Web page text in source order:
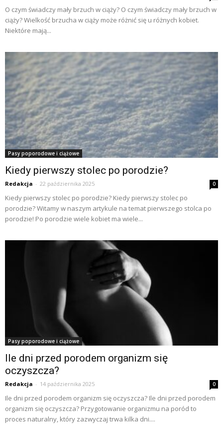
O czym świadczy mały brzuch w ciąży? O czym świadczy mały brzuch w
ciąży? Wielkość brzucha w ciąży może różnić się u różnych kobiet.
Niektóre mają...
Pasy poporodowe i ciążowe
Kiedy pierwszy stolec po porodzie?
Redakcja - 22 października 2025 0
Kiedy pierwszy stolec po porodzie? Kiedy pierwszy stolec po
porodzie? Witamy w naszym artykule na temat pierwszego stolca po
porodzie! Po porodzie wiele kobiet ma wiele...
Pasy poporodowe i ciążowe
Ile dni przed porodem organizm się
oczyszcza?
Redakcja - 14 października 2025 0
Ile dni przed porodem organizm się oczyszcza? Ile dni przed porodem
organizm się oczyszcza? Przygotowanie organizmu na poród to
proces naturalny, który zazwyczaj trwa kilka dni....